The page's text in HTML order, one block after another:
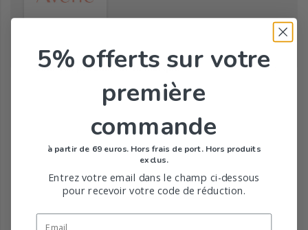
Tous les produits de la marque
5% offerts sur votre
première
commande
à partir de 69 euros. Hors frais de port. Hors produits
exclus.
Entrez votre email dans le champ ci-dessous
pour recevoir votre code de réduction.